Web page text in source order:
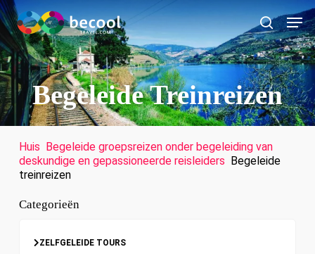
Ga
naar
de
hoofdinhoud
zoeken
Begeleide Treinreizen
Huis Begeleide groepsreizen onder begeleiding van
deskundige en gepassioneerde reisleiders Begeleide
treinreizen
Categorieën
ZELFGELEIDE TOURS